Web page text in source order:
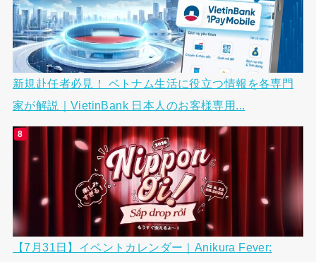
新規赴任者必見！ ベトナム生活に役立つ情報を各専門
家が解説｜VietinBank 日本人のお客様専用...
【7月31日】イベントカレンダー｜Anikura Fever: